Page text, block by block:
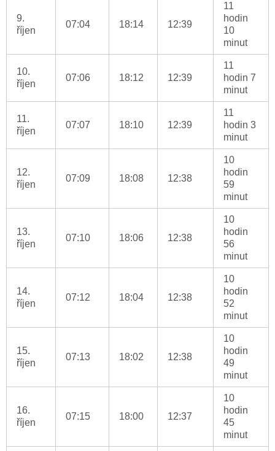
9.
říjen
07:04 18:14 12:39
11
hodin
10
minut
10.
říjen
07:06 18:12 12:39
11
hodin 7
minut
11.
říjen
07:07 18:10 12:39
11
hodin 3
minut
12.
říjen
07:09 18:08 12:38
10
hodin
59
minut
13.
říjen
07:10 18:06 12:38
10
hodin
56
minut
14.
říjen
07:12 18:04 12:38
10
hodin
52
minut
15.
říjen
07:13 18:02 12:38
10
hodin
49
minut
16.
říjen
07:15 18:00 12:37
10
hodin
45
minut